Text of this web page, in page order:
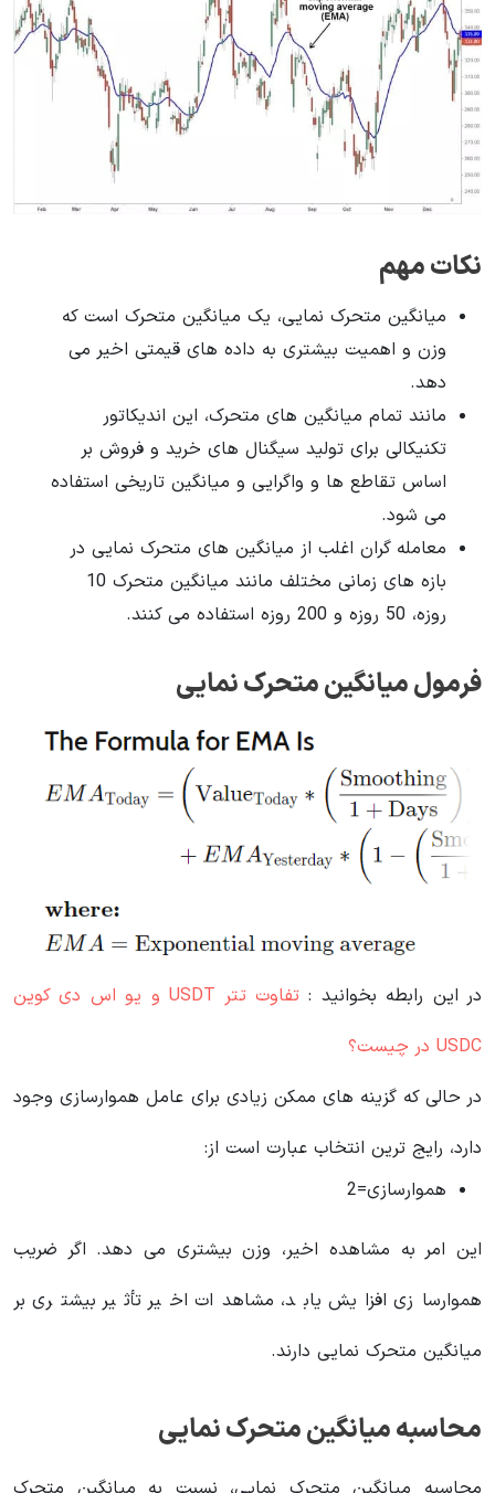
نکات مهم
میانگین متحرک نمایی، یک میانگین متحرک است که
وزن و اهمیت بیشتری به داده های قیمتی اخیر می
دهد.
مانند تمام میانگین های متحرک، این اندیکاتور
تکنیکالی برای تولید سیگنال های خرید و فروش بر
اساس تقاطع ها و واگرایی و میانگین تاریخی استفاده
می شود.
معامله گران اغلب از میانگین های متحرک نمایی در
بازه های زمانی مختلف مانند میانگین متحرک 10
روزه، 50 روزه و 200 روزه استفاده می کنند.
فرمول میانگین متحرک نمایی
در این رابطه بخوانید‌ :
تفاوت تتر USDT و یو اس دی کوین
USDC در چیست؟
در حالی که گزینه های ممکن زیادی برای عامل هموارسازی وجود
دارد، رایج ترین انتخاب عبارت است از:
هموارسازی=2
این امر به مشاهده اخیر، وزن بیشتری می دهد. اگر ضریب
هموارسازی افزایش یابد، مشاهدات اخیر تأثیر بیشتری بر
میانگین متحرک نمایی دارند.
محاسبه میانگین متحرک نمایی